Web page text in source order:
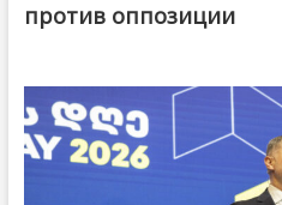
против оппозиции